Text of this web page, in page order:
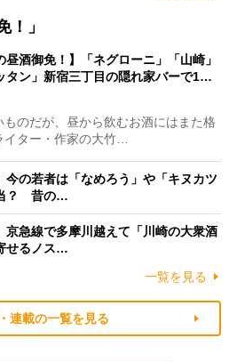
！」
昼酒御免！】「ネグローニ」「山崎」
タン」新宿三丁目の隠れ家バーで1…
のだが、昼から飲むお酒にはまた格
ター・作家の大竹…
今の若者は「なめろう」や「キヌカツ
？ 昔の…
京急線で多摩川越えて「川崎の大衆酒
せるノス…
一覧を見る
連載の一覧を見る